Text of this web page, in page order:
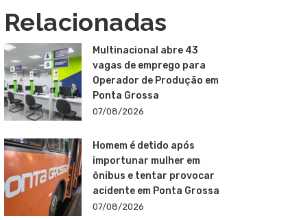
Relacionadas
Multinacional abre 43
vagas de emprego para
Operador de Produção em
Ponta Grossa
07/08/2026
Homem é detido após
importunar mulher em
ônibus e tentar provocar
acidente em Ponta Grossa
07/08/2026